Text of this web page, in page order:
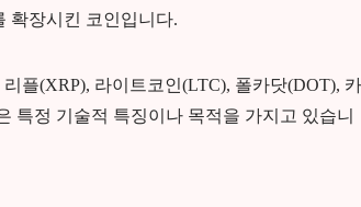
확장시킨 코인입니다.
플(XRP), 라이트코인(LTC), 폴카닷(DOT), 카
특정 기술적 특징이나 목적을 가지고 있습니